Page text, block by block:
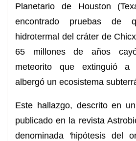
Planetario de Houston
encontrado pruebas de
hidrotermal del cráter de
65 millones de años
meteorito que extinguió a
albergó un ecosistema
Este hallazgo, descrito en
publicado en la revista
denominada 'hipótesis del